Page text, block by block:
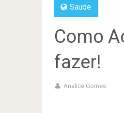
Saude
Como
fazer!
Analice Gomes